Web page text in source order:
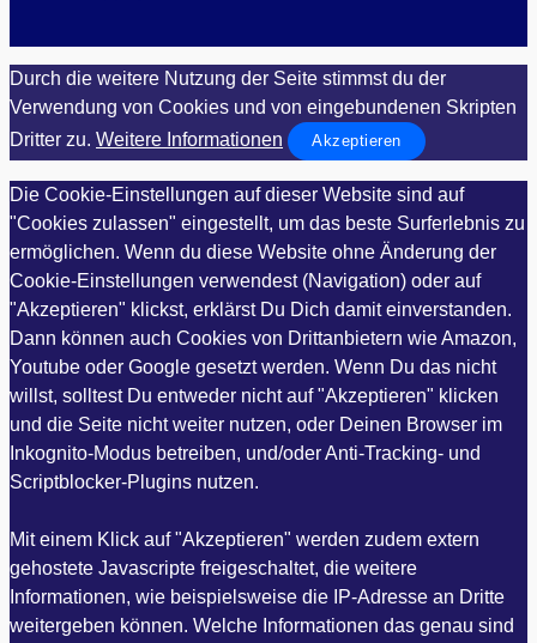
Durch die weitere Nutzung der Seite stimmst du der
Verwendung von Cookies und von eingebundenen Skripten
Dritter zu. Weitere Informationen Akzeptieren
Die Cookie-Einstellungen auf dieser Website sind auf
"Cookies zulassen" eingestellt, um das beste Surferlebnis zu
ermöglichen. Wenn du diese Website ohne Änderung der
Cookie-Einstellungen verwendest (Navigation) oder auf
"Akzeptieren" klickst, erklärst Du Dich damit einverstanden.
Dann können auch Cookies von Drittanbietern wie Amazon,
Youtube oder Google gesetzt werden. Wenn Du das nicht
willst, solltest Du entweder nicht auf "Akzeptieren" klicken
und die Seite nicht weiter nutzen, oder Deinen Browser im
Inkognito-Modus betreiben, und/oder Anti-Tracking- und
Scriptblocker-Plugins nutzen.
Mit einem Klick auf "Akzeptieren" werden zudem extern
gehostete Javascripte freigeschaltet, die weitere
Informationen, wie beispielsweise die IP-Adresse an Dritte
weitergeben können. Welche Informationen das genau sind